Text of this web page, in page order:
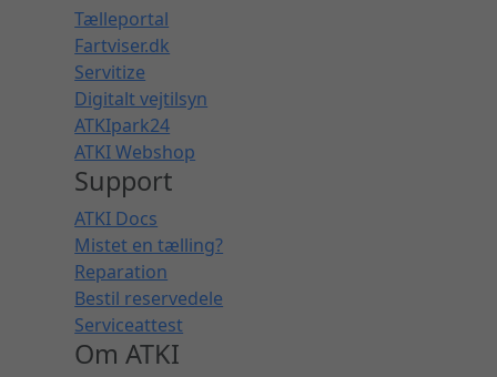
Tælleportal
Fartviser.dk
Servitize
Digitalt vejtilsyn
ATKIpark24
ATKI Webshop
Support
ATKI Docs
Mistet en tælling?
Reparation
Bestil reservedele
Serviceattest
Om ATKI